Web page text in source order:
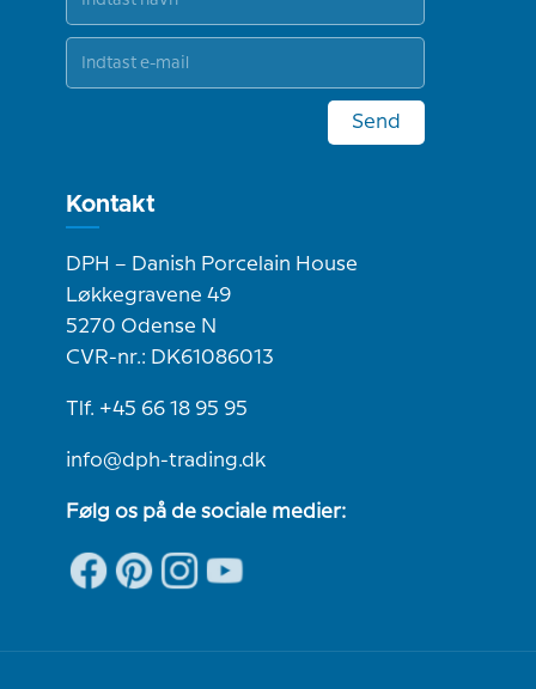
Send
Kontakt
DPH – Danish Porcelain House
Løkkegravene 49
5270 Odense N
CVR-nr.: DK61086013
Tlf. +45 66 18 95 95
info@dph-trading.dk
Følg os på de sociale medier: